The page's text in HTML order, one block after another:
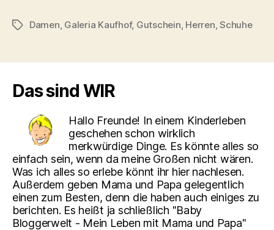
Schlagwörter
Damen Galeria Kaufhof, Gutschein Herren ,Schuhe
Das sind WIR
Hallo Freunde! In einem Kinderleben
geschehen schon wirklich
merkwürdige Dinge. Es könnte alles so
einfach sein, wenn da meine Großen nicht wären.
Was ich alles so erlebe könnt ihr hier nachlesen.
Außerdem geben Mama und Papa gelegentlich
einen zum Besten, denn die haben auch einiges zu
berichten. Es heißt ja schließlich "Baby
Bloggerwelt - Mein Leben mit Mama und Papa"